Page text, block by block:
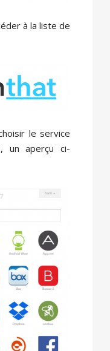
à la liste de
le service
un aperçu ci-